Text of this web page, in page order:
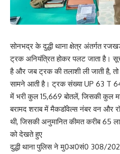
सोनभद्र के दुद्धी थाना क्षेत्र अंतर्गत रजखड़
ट्रक अनियंत्रित होकर पलट जाता है।
है और जब ट्रक की तलाशी ली जाती है,
सामने आती है। ट्रक संख्या UP 63 T
में भरी कुल 15,669 बोतलें, जिसकी कुल
बरामद शराब में मैकडॉवेल्स नंबर वन और
थी, जिसकी अनुमानित कीमत करीब 65
को देखते हुए
दुद्धी थाना पुलिस ने मु0अ0सं0 308/